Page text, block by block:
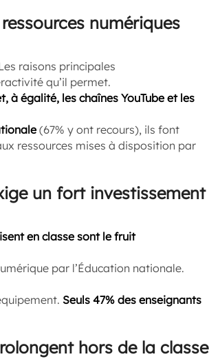
numériques
raisons principales
qu’il permet.
à égalité, les chaînes YouTube et les
(67% y ont recours), ils font
ressources mises à disposition par
un fort investissement
en classe sont le fruit
par l’Éducation nationale.
Seuls 47% des enseignants
hors de la classe